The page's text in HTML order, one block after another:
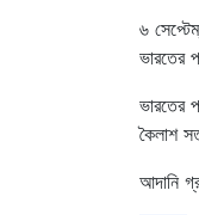
৬
ভারতের
ভারতের
কৈলাশ
আদানি